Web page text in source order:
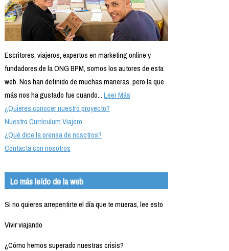
Escritores, viajeros, expertos en marketing online y
fundadores de la ONG BPM, somos los autores de esta
web. Nos han definido de muchas maneras, pero la que
más nos ha gustado fue cuando...Leer Más
¿Quieres conocer nuestro proyecto?
Nuestro Currículum Viajero
¿Qué dice la prensa de nosotros?
Contacta con nosotros
Lo más leído de la web
Si no quieres arrepentirte el día que te mueras, lee esto
Vivir viajando
¿Cómo hemos superado nuestras crisis?